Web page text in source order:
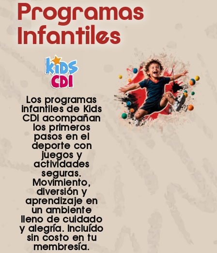
Programas
Infantiles
Los programas
infantiles de Kids
CDI acompañan
los primeros
pasos en el
deporte con
juegos y
actividades
seguras.
Movimiento,
diversión y
aprendizaje en
un ambiente
lleno de cuidado
y alegría. Incluído
sin costo en tu
membresía.